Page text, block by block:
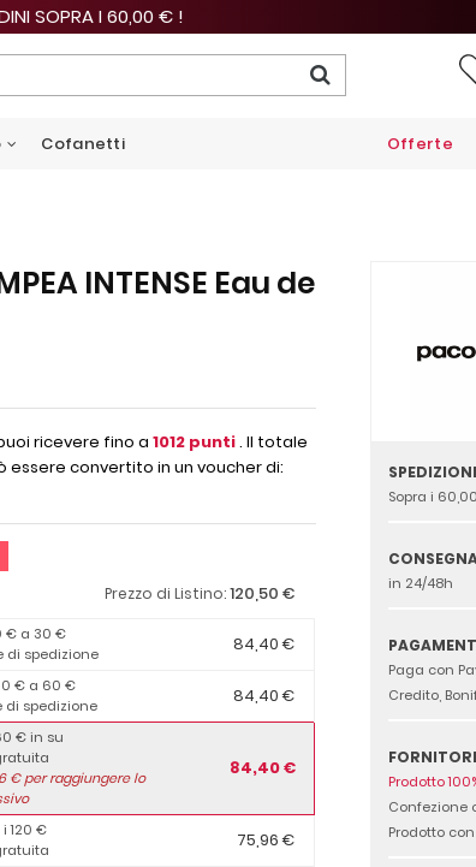
SOPRA I 60,00 € !
Cofanetti Offerte
INTENSE Eau de
ricevere fino a 1012punti. Il totale
essere convertito in un voucher di:
Prezzo di Listino:120,50 €
€ a 30 €
di spedizione
84,40 €
€ a 60 €
di spedizione
84,40 €
€ in su
€ per raggiungere lo
84,40 €
120 €
75,96 €
Sopra i
in 24/48h
Paga con
Credito,
Prodotto
Confezione
Prodotto